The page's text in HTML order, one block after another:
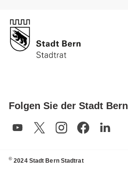
Folgen Sie der Stadt Bern
© 2024 Stadt Bern Stadtrat